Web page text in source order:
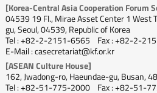
[Korea-Central Asia Cooperation Forum
04539 19 Fl., Mirae Asset Center 1 West
gu, Seoul, 04539, Republic of Korea
Tel : +82-2-2151-6565
Fax : +82-2-
E-Mail : casecretariat@kf.or.kr
[ASEAN Culture House]
162, Jwadong-ro, Haeundae-gu, Busan,
Tel : +82-51-775-2000
Fax : +82-51-